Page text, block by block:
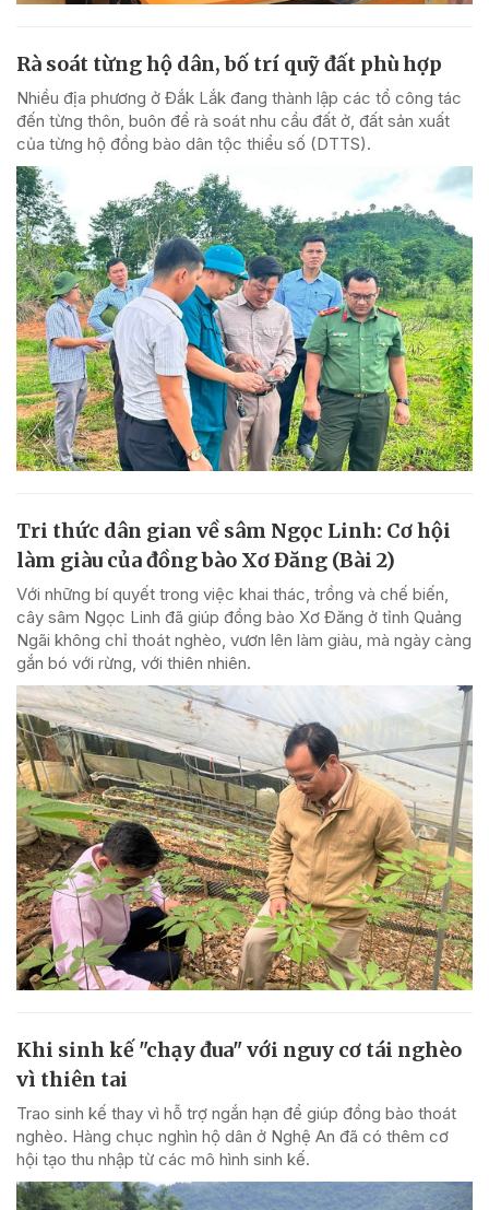
Rà soát từng hộ dân, bố trí quỹ đất phù hợp
Nhiều địa phương ở Đắk Lắk đang thành lập các tổ công tác
đến từng thôn, buôn để rà soát nhu cầu đất ở, đất sản xuất
của từng hộ đồng bào dân tộc thiểu số (DTTS).
Tri thức dân gian về sâm Ngọc Linh: Cơ hội
làm giàu của đồng bào Xơ Đăng (Bài 2)
Với những bí quyết trong việc khai thác, trồng và chế biến,
cây sâm Ngọc Linh đã giúp đồng bào Xơ Đăng ở tỉnh Quảng
Ngãi không chỉ thoát nghèo, vươn lên làm giàu, mà ngày càng
gắn bó với rừng, với thiên nhiên.
Khi sinh kế "chạy đua" với nguy cơ tái nghèo
vì thiên tai
Trao sinh kế thay vì hỗ trợ ngắn hạn để giúp đồng bào thoát
nghèo. Hàng chục nghìn hộ dân ở Nghệ An đã có thêm cơ
hội tạo thu nhập từ các mô hình sinh kế.